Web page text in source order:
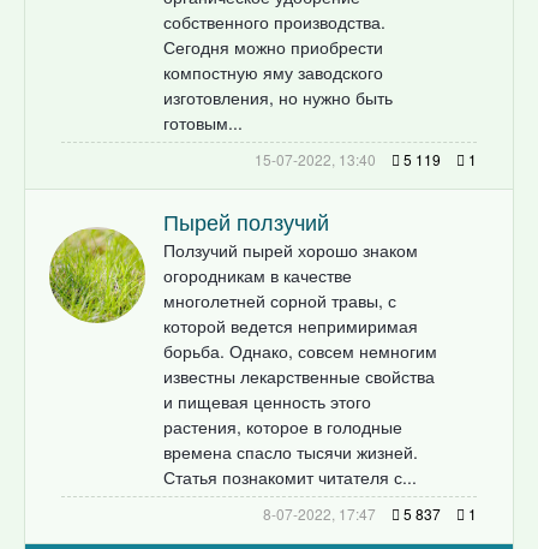
собственного производства.
Сегодня можно приобрести
компостную яму заводского
изготовления, но нужно быть
готовым...
15-07-2022, 13:40 5 119 1
Пырей ползучий
Ползучий пырей хорошо знаком
огородникам в качестве
многолетней сорной травы, с
которой ведется непримиримая
борьба. Однако, совсем немногим
известны лекарственные свойства
и пищевая ценность этого
растения, которое в голодные
времена спасло тысячи жизней.
Статья познакомит читателя с...
8-07-2022, 17:47 5 837 1